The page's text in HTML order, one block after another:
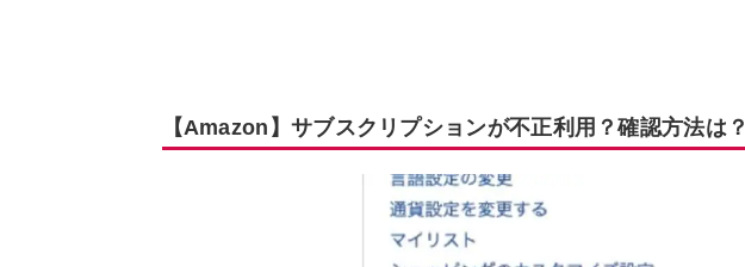
【Amazon】サブスクリプションが不正利用？確認方法は？